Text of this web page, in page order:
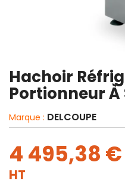
Hachoir
Portionneur À
Marque : DELCOUPE
4 495,38 €
HT